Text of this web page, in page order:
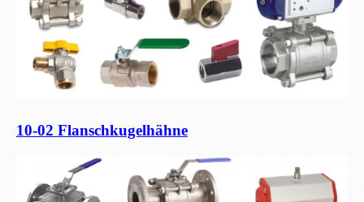
10-02 Flanschkugelhähne